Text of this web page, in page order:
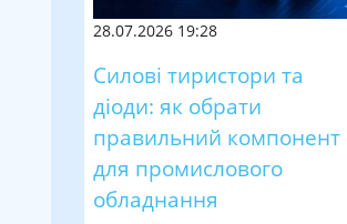
28.07.2026 19:28
Силові тиристори та
діоди: як обрати
правильний компонент
для промислового
обладнання